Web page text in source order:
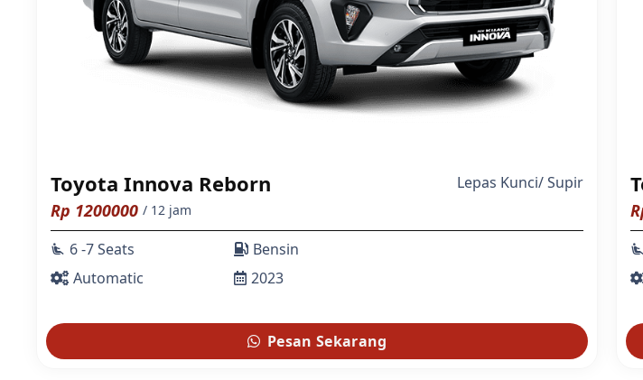
Toyota Innova Reborn Lepas Kunci/Supir
Rp 1200000 / 12 jam
airline_seat_recline_extra 6 -7 Seats
Automatic
Bensin
2023
Pesan Sekarang
airline_seat_recline_extra